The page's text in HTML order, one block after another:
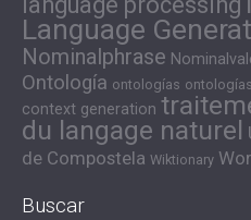
Language
Nominalphrase
Ontología ontologías
context generation
du langage naturel
de Compostela Wiktionary
Buscar